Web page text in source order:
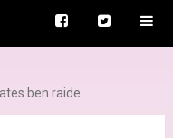
ben raide